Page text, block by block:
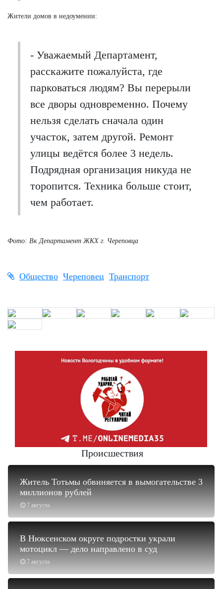
Жители домов в недоумении:
- Уважаемый Департамент,
расскажите пожалуйста, где
парковаться людям? Вы перерыли
все дворы одновременно. Почему
нельзя сделать сначала один
участок, затем другой. Ремонт
улицы ведётся более 3 недель.
Подрядная организация никуда не
торопится. Техника больше стоит,
чем работает.
Фото: Вк Департамент ЖКХ г. Череповца
Общество Череповец Транспорт
Происшествия
7 августа
Житель Тотьмы обвиняется в вымогательстве 3
миллионов рублей
7 августа
В Нюксенском округе подростки украли
мотоцикл — дело направлено в суд